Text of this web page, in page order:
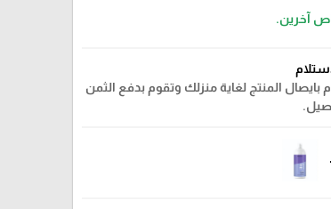
آخرين.
المنتج لغاية منزلك وتقوم بدفع الثمن